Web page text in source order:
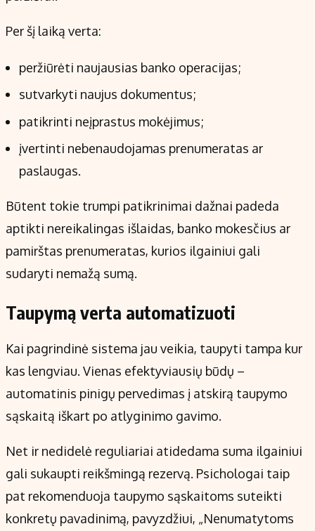
Per šį laiką verta:
peržiūrėti naujausias banko operacijas;
sutvarkyti naujus dokumentus;
patikrinti neįprastus mokėjimus;
įvertinti nebenaudojamas prenumeratas ar
paslaugas.
Būtent tokie trumpi patikrinimai dažnai padeda
aptikti nereikalingas išlaidas, banko mokesčius ar
pamirštas prenumeratas, kurios ilgainiui gali
sudaryti nemažą sumą.
Taupymą verta automatizuoti
Kai pagrindinė sistema jau veikia, taupyti tampa kur
kas lengviau. Vienas efektyviausių būdų –
automatinis pinigų pervedimas į atskirą taupymo
sąskaitą iškart po atlyginimo gavimo.
Net ir nedidelė reguliariai atidedama suma ilgainiui
gali sukaupti reikšmingą rezervą. Psichologai taip
pat rekomenduoja taupymo sąskaitoms suteikti
konkretų pavadinimą, pavyzdžiui, „Nenumatytoms